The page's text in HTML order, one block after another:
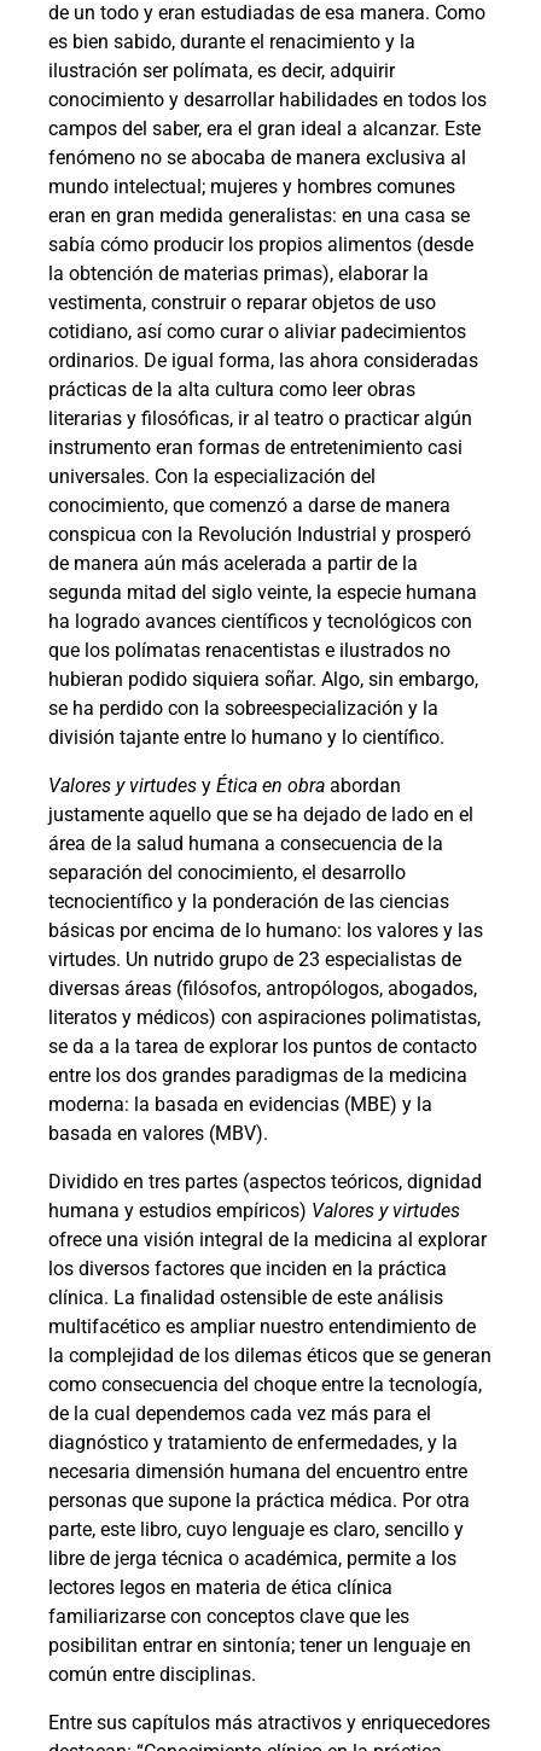
de un todo y eran estudiadas de esa manera. Como
es bien sabido, durante el renacimiento y la
ilustración ser polímata, es decir, adquirir
conocimiento y desarrollar habilidades en todos los
campos del saber, era el gran ideal a alcanzar. Este
fenómeno no se abocaba de manera exclusiva al
mundo intelectual; mujeres y hombres comunes
eran en gran medida generalistas: en una casa se
sabía cómo producir los propios alimentos (desde
la obtención de materias primas), elaborar la
vestimenta, construir o reparar objetos de uso
cotidiano, así como curar o aliviar padecimientos
ordinarios. De igual forma, las ahora consideradas
prácticas de la alta cultura como leer obras
literarias y filosóficas, ir al teatro o practicar algún
instrumento eran formas de entretenimiento casi
universales. Con la especialización del
conocimiento, que comenzó a darse de manera
conspicua con la Revolución Industrial y prosperó
de manera aún más acelerada a partir de la
segunda mitad del siglo veinte, la especie humana
ha logrado avances científicos y tecnológicos con
que los polímatas renacentistas e ilustrados no
hubieran podido siquiera soñar. Algo, sin embargo,
se ha perdido con la sobreespecialización y la
división tajante entre lo humano y lo científico.
Valores y virtudes y Ética en obra abordan
justamente aquello que se ha dejado de lado en el
área de la salud humana a consecuencia de la
separación del conocimiento, el desarrollo
tecnocientífico y la ponderación de las ciencias
básicas por encima de lo humano: los valores y las
virtudes. Un nutrido grupo de 23 especialistas de
diversas áreas (filósofos, antropólogos, abogados,
literatos y médicos) con aspiraciones polimatistas,
se da a la tarea de explorar los puntos de contacto
entre los dos grandes paradigmas de la medicina
moderna: la basada en evidencias (MBE) y la
basada en valores (MBV).
Dividido en tres partes (aspectos teóricos, dignidad
humana y estudios empíricos) Valores y virtudes
ofrece una visión integral de la medicina al explorar
los diversos factores que inciden en la práctica
clínica. La finalidad ostensible de este análisis
multifacético es ampliar nuestro entendimiento de
la complejidad de los dilemas éticos que se generan
como consecuencia del choque entre la tecnología,
de la cual dependemos cada vez más para el
diagnóstico y tratamiento de enfermedades, y la
necesaria dimensión humana del encuentro entre
personas que supone la práctica médica. Por otra
parte, este libro, cuyo lenguaje es claro, sencillo y
libre de jerga técnica o académica, permite a los
lectores legos en materia de ética clínica
familiarizarse con conceptos clave que les
posibilitan entrar en sintonía; tener un lenguaje en
común entre disciplinas.
Entre sus capítulos más atractivos y enriquecedores